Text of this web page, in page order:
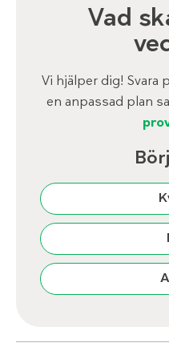
Vad
Vi hjälper dig! Svara
en anpassad plan